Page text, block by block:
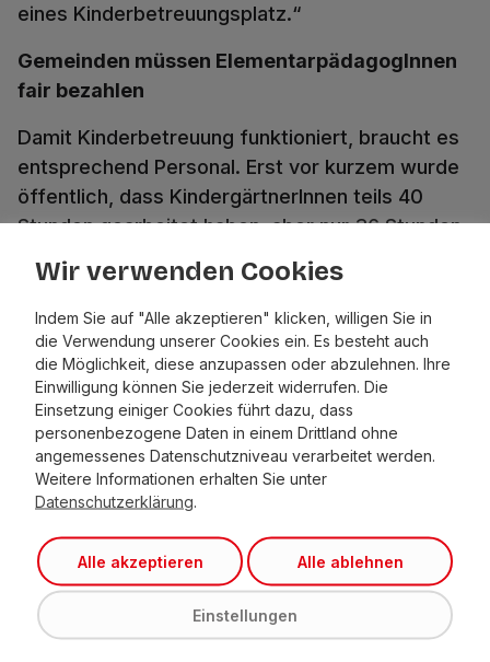
eines Kinderbetreuungsplatz.“
Gemeinden müssen ElementarpädagogInnen
fair bezahlen
Damit Kinderbetreuung funktioniert, braucht es
entsprechend Personal. Erst vor kurzem wurde
öffentlich, dass KindergärtnerInnen teils 40
Stunden gearbeitet haben, aber nur 36 Stunden
bezahlt bekamen. „Einige Gemeinden haben
reagiert und zumindest drei Jahre nachgezahlt.“
Es gibt ein entsprechendes Landesgesetz und
dies haben Gemeinden umzusetzen. „Viele
Betroffene fallen um viele Jahre um, weil die
Ansprüche verjährt sind.“
Der Bedarf an Betreuungspersonal wird weiter
steigen, auch durch den Rechtsanspruch auf die
Vermittlung eines Betreuungsplatzes. „Das
Gerangel um Personal wird größer. Manche
Gemeinden bieten Verträge mit Ferienzeiten an,
um BetreuerInnen zu bekommen und andere
Gemeinden, die fünf Wochen Urlaub bieten,
Wir verwenden Cookies
Indem Sie auf "Alle akzeptieren" klicken, willigen Sie in
die Verwendung unserer Cookies ein. Es besteht auch
die Möglichkeit, diese anzupassen oder abzulehnen. Ihre
Einwilligung können Sie jederzeit widerrufen. Die
Einsetzung einiger Cookies führt dazu, dass
personenbezogene Daten in einem Drittland ohne
angemessenes Datenschutzniveau verarbeitet werden.
Weitere Informationen erhalten Sie unter
Datenschutzerklärung.
Alle akzeptieren Alle ablehnen
Einstellungen